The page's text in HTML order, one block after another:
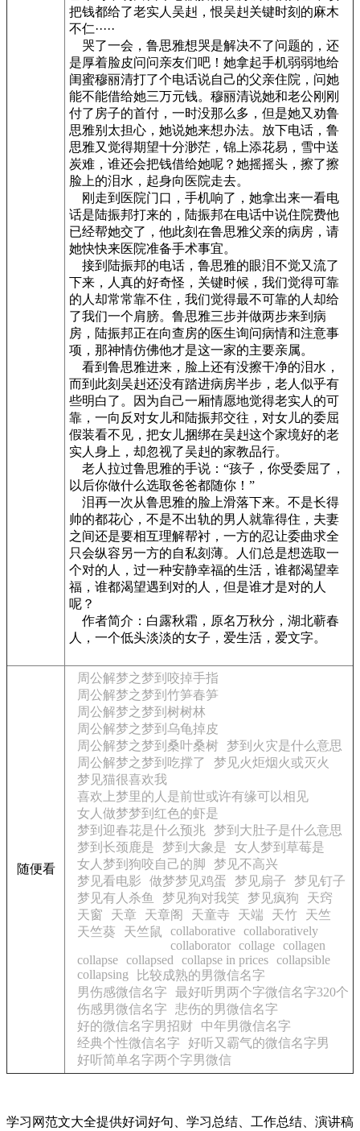
把钱都给了老实人吴赳，恨吴赳关键时刻的麻木
不仁·····
哭了一会，鲁思雅想哭是解决不了问题的，还
是厚着脸皮问问亲友们吧！她拿起手机弱弱地给
闺蜜穆丽清打了个电话说自己的父亲住院，问她
能不能借给她三万元钱。穆丽清说她和老公刚刚
付了房子的首付，一时没那么多，但是她又劝鲁
思雅别太担心，她说她来想办法。放下电话，鲁
思雅又觉得期望十分渺茫，锦上添花易，雪中送
炭难，谁还会把钱借给她呢？她摇摇头，擦了擦
脸上的泪水，起身向医院走去。
刚走到医院门口，手机响了，她拿出来一看电
话是陆振邦打来的，陆振邦在电话中说住院费他
已经帮她交了，他此刻在鲁思雅父亲的病房，请
她快快来医院准备手术事宜。
接到陆振邦的电话，鲁思雅的眼泪不觉又流了
下来，人真的好奇怪，关键时候，我们觉得可靠
的人却常常靠不住，我们觉得最不可靠的人却给
了我们一个肩膀。鲁思雅三步并做两步来到病
房，陆振邦正在向查房的医生询问病情和注意事
项，那神情仿佛他才是这一家的主要亲属。
看到鲁思雅进来，脸上还有没擦干净的泪水，
而到此刻吴赳还没有踏进病房半步，老人似乎有
些明白了。因为自己一厢情愿地觉得老实人的可
靠，一向反对女儿和陆振邦交往，对女儿的委屈
假装看不见，把女儿捆绑在吴赳这个家境好的老
实人身上，却忽视了吴赳的家教品行。
老人拉过鲁思雅的手说：“孩子，你受委屈了，
以后你做什么选取爸爸都随你！”
泪再一次从鲁思雅的脸上滑落下来。不是长得
帅的都花心，不是不出轨的男人就靠得住，夫妻
之间还是要相互理解帮衬，一方的忍让委曲求全
只会纵容另一方的自私刻薄。人们总是想选取一
个对的人，过一种安静幸福的生活，谁都渴望幸
福，谁都渴望遇到对的人，但是谁才是对的人
呢？
作者简介：白露秋霜，原名万秋分，湖北蕲春
人，一个低头淡淡的女子，爱生活，爱文字。
随便看
周公解梦之梦到咬掉手指
周公解梦之梦到竹笋春笋
周公解梦之梦到树树林
周公解梦之梦到乌龟掉皮
周公解梦之梦到桑叶桑树
梦到火灾是什么意思
周公解梦之梦到吃撑了
梦见火炬烟火或灭火
梦见猫很喜欢我
喜欢上梦里的人是前世或许有缘可以相见
女人做梦梦到红色的虾是
梦到迎春花是什么预兆
梦到大肚子是什么意思
梦到长颈鹿是
梦到大象是
女人梦到草莓是
女人梦到狗咬自己的脚
梦见不高兴
梦见看电影
做梦梦见鸡蛋 梦见扇子
梦见钉子
梦见有人杀鱼
梦见狗对我笑 梦见疯狗
天窍
天窗
天章 天章阁 天童寺 天端 天竹
天竺
天竺葵
天竺鼠 collaborative collaboratively
collaborator collage collagen
collapse collapsed collapse in prices collapsible
collapsing
比较成熟的男微信名字
男伤感微信名字
最好听男两个字微信名字320个
伤感男微信名字
悲伤的男微信名字
好的微信名字男招财
中年男微信名字
经典个性微信名字
好听又霸气的微信名字男
好听简单名字两个字男微信
学习网范文大全提供好词好句、学习总结、工作总结、演讲稿